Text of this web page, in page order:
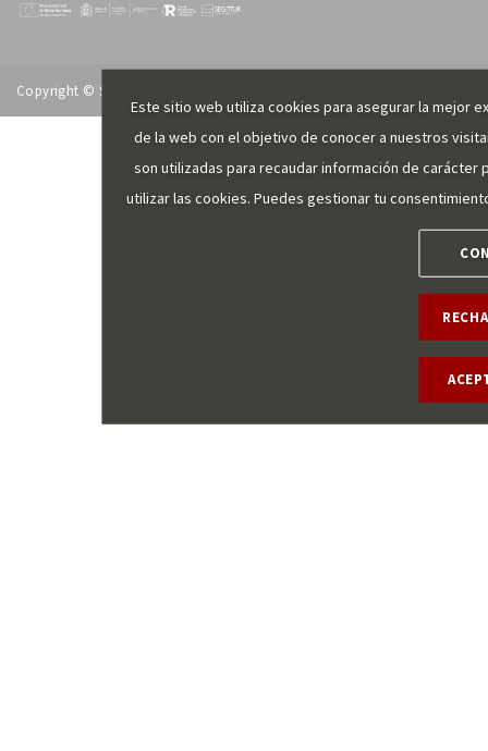
Copyright © SEGITTUR 2026
Este sitio web utiliza cookies para asegurar la mejor
de la web con el objetivo de conocer a nuestros
son utilizadas para recaudar información de
utilizar las cookies. Puedes gestionar tu